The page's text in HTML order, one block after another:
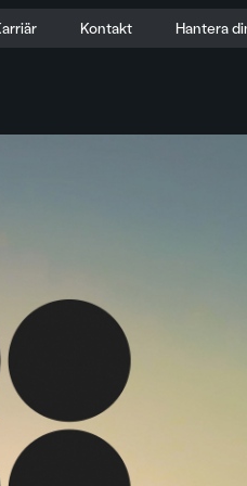
Kontakt Hantera